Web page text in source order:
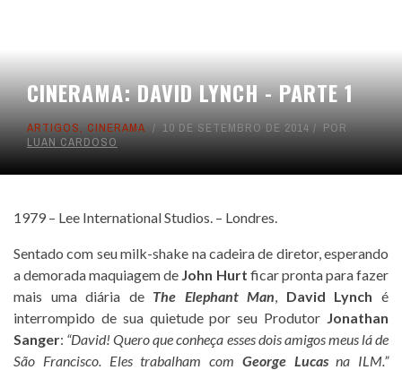
CINERAMA: DAVID LYNCH - PARTE 1
ARTIGOS, CINERAMA 10 DE SETEMBRO DE 2014
POR
LUAN CARDOSO
1979 – Lee International Studios. – Londres.
Sentado com seu milk-shake na cadeira de diretor, esperando
a demorada maquiagem de John Hurt ficar pronta para fazer
mais uma diária de The Elephant Man, David Lynch é
interrompido de sua quietude por seu Produtor Jonathan
Sanger: “David! Quero que conheça esses dois amigos meus lá de
São Francisco. Eles trabalham com George Lucasna ILM.”